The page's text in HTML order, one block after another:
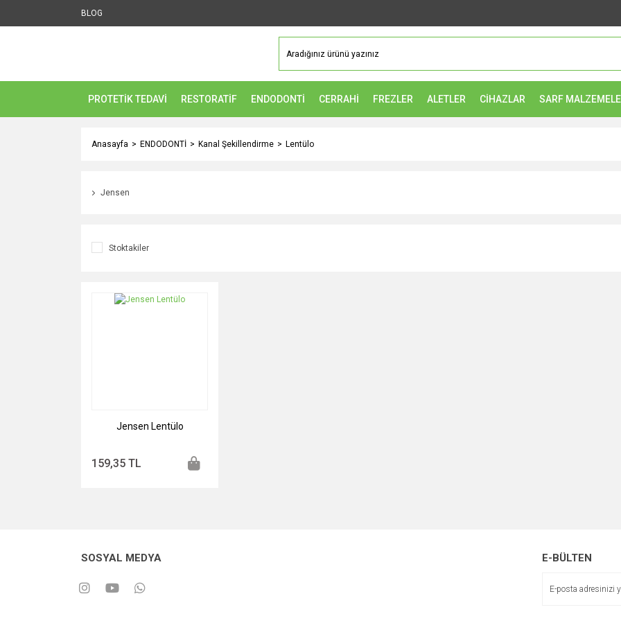
BLOG
PROTETİK TEDAVİ RESTORATİF ENDODONTİ CERRAHİ FREZLER ALETLER CİHAZLAR SARF
Anasayfa ENDODONTİ Kanal Şekillendirme Lentülo
Jensen
Stoktakiler
Jensen Lentülo
159,35 TL
SOSYAL MEDYA E-BÜLTEN